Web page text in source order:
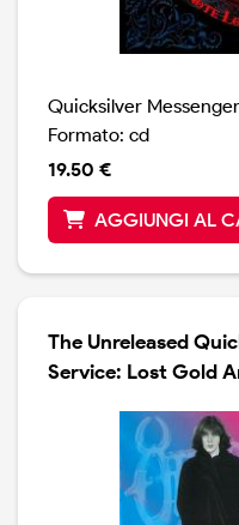
Quicksilver
Formato: cd
19.50 €
AGGIUNGI AL
The Unreleased
Service: Lost Gold